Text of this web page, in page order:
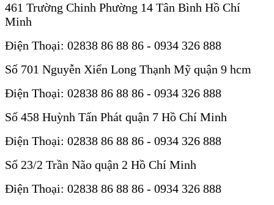
461 Trường Chinh Phường 14 Tân Bình Hồ Chí
Minh
Điện Thoại: 02838 86 88 86 - 0934 326 888
Số 701 Nguyễn Xiển Long Thạnh Mỹ quận 9 hcm
Điện Thoại: 02838 86 88 86 - 0934 326 888
Số 458 Huỳnh Tấn Phát quận 7 Hồ Chí Minh
Điện Thoại: 02838 86 88 86 - 0934 326 888
Số 23/2 Trần Não quận 2 Hồ Chí Minh
Điện Thoại: 02838 86 88 86 - 0934 326 888